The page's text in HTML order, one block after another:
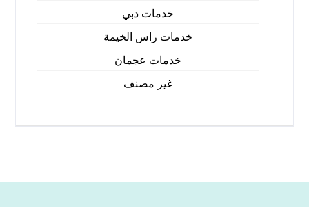
خدمات دبي
خدمات راس الخيمة
خدمات عجمان
غير مصنف